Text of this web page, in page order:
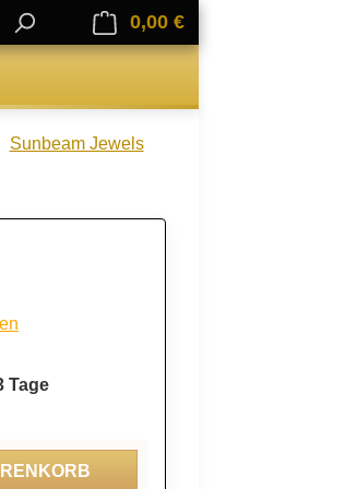
0,00 €Warenkorb enthält
Sunbeam Jewels
Tage
gewünschten Wert ein